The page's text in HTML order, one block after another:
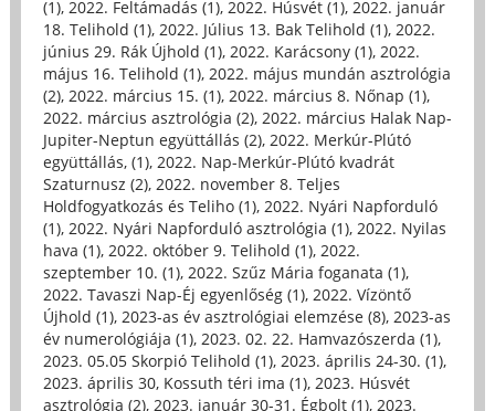
(1), 2022. Feltámadás (1), 2022. Húsvét (1), 2022. január
18. Telihold (1), 2022. Július 13. Bak Telihold (1), 2022.
június 29. Rák Újhold (1), 2022. Karácsony (1), 2022.
május 16. Telihold (1), 2022. május mundán asztrológia
(2), 2022. március 15. (1), 2022. március 8. Nőnap (1),
2022. március asztrológia (2), 2022. március Halak Nap-
Jupiter-Neptun együttállás (2), 2022. Merkúr-Plútó
együttállás, (1), 2022. Nap-Merkúr-Plútó kvadrát
Szaturnusz (2), 2022. november 8. Teljes
Holdfogyatkozás és Teliho (1), 2022. Nyári Napforduló
(1), 2022. Nyári Napforduló asztrológia (1), 2022. Nyilas
hava (1), 2022. október 9. Telihold (1), 2022.
szeptember 10. (1), 2022. Szűz Mária foganata (1),
2022. Tavaszi Nap-Éj egyenlőség (1), 2022. Vízöntő
Újhold (1), 2023-as év asztrológiai elemzése (8), 2023-as
év numerológiája (1), 2023. 02. 22. Hamvazószerda (1),
2023. 05.05 Skorpió Telihold (1), 2023. április 24-30. (1),
2023. április 30, Kossuth téri ima (1), 2023. Húsvét
asztrológia (2), 2023. január 30-31. Égbolt (1), 2023.